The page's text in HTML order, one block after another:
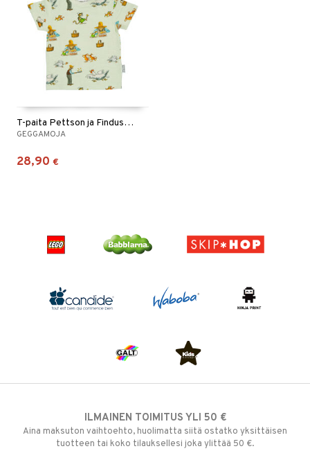
T-paita Pettson ja Findus Vihreä
GEGGAMOJA
28,90 €
ILMAINEN TOIMITUS YLI 50 €
Aina maksuton vaihtoehto, huolimatta siitä ostatko yksittäisen
tuotteen tai koko tilauksellesi joka ylittää 50 €.